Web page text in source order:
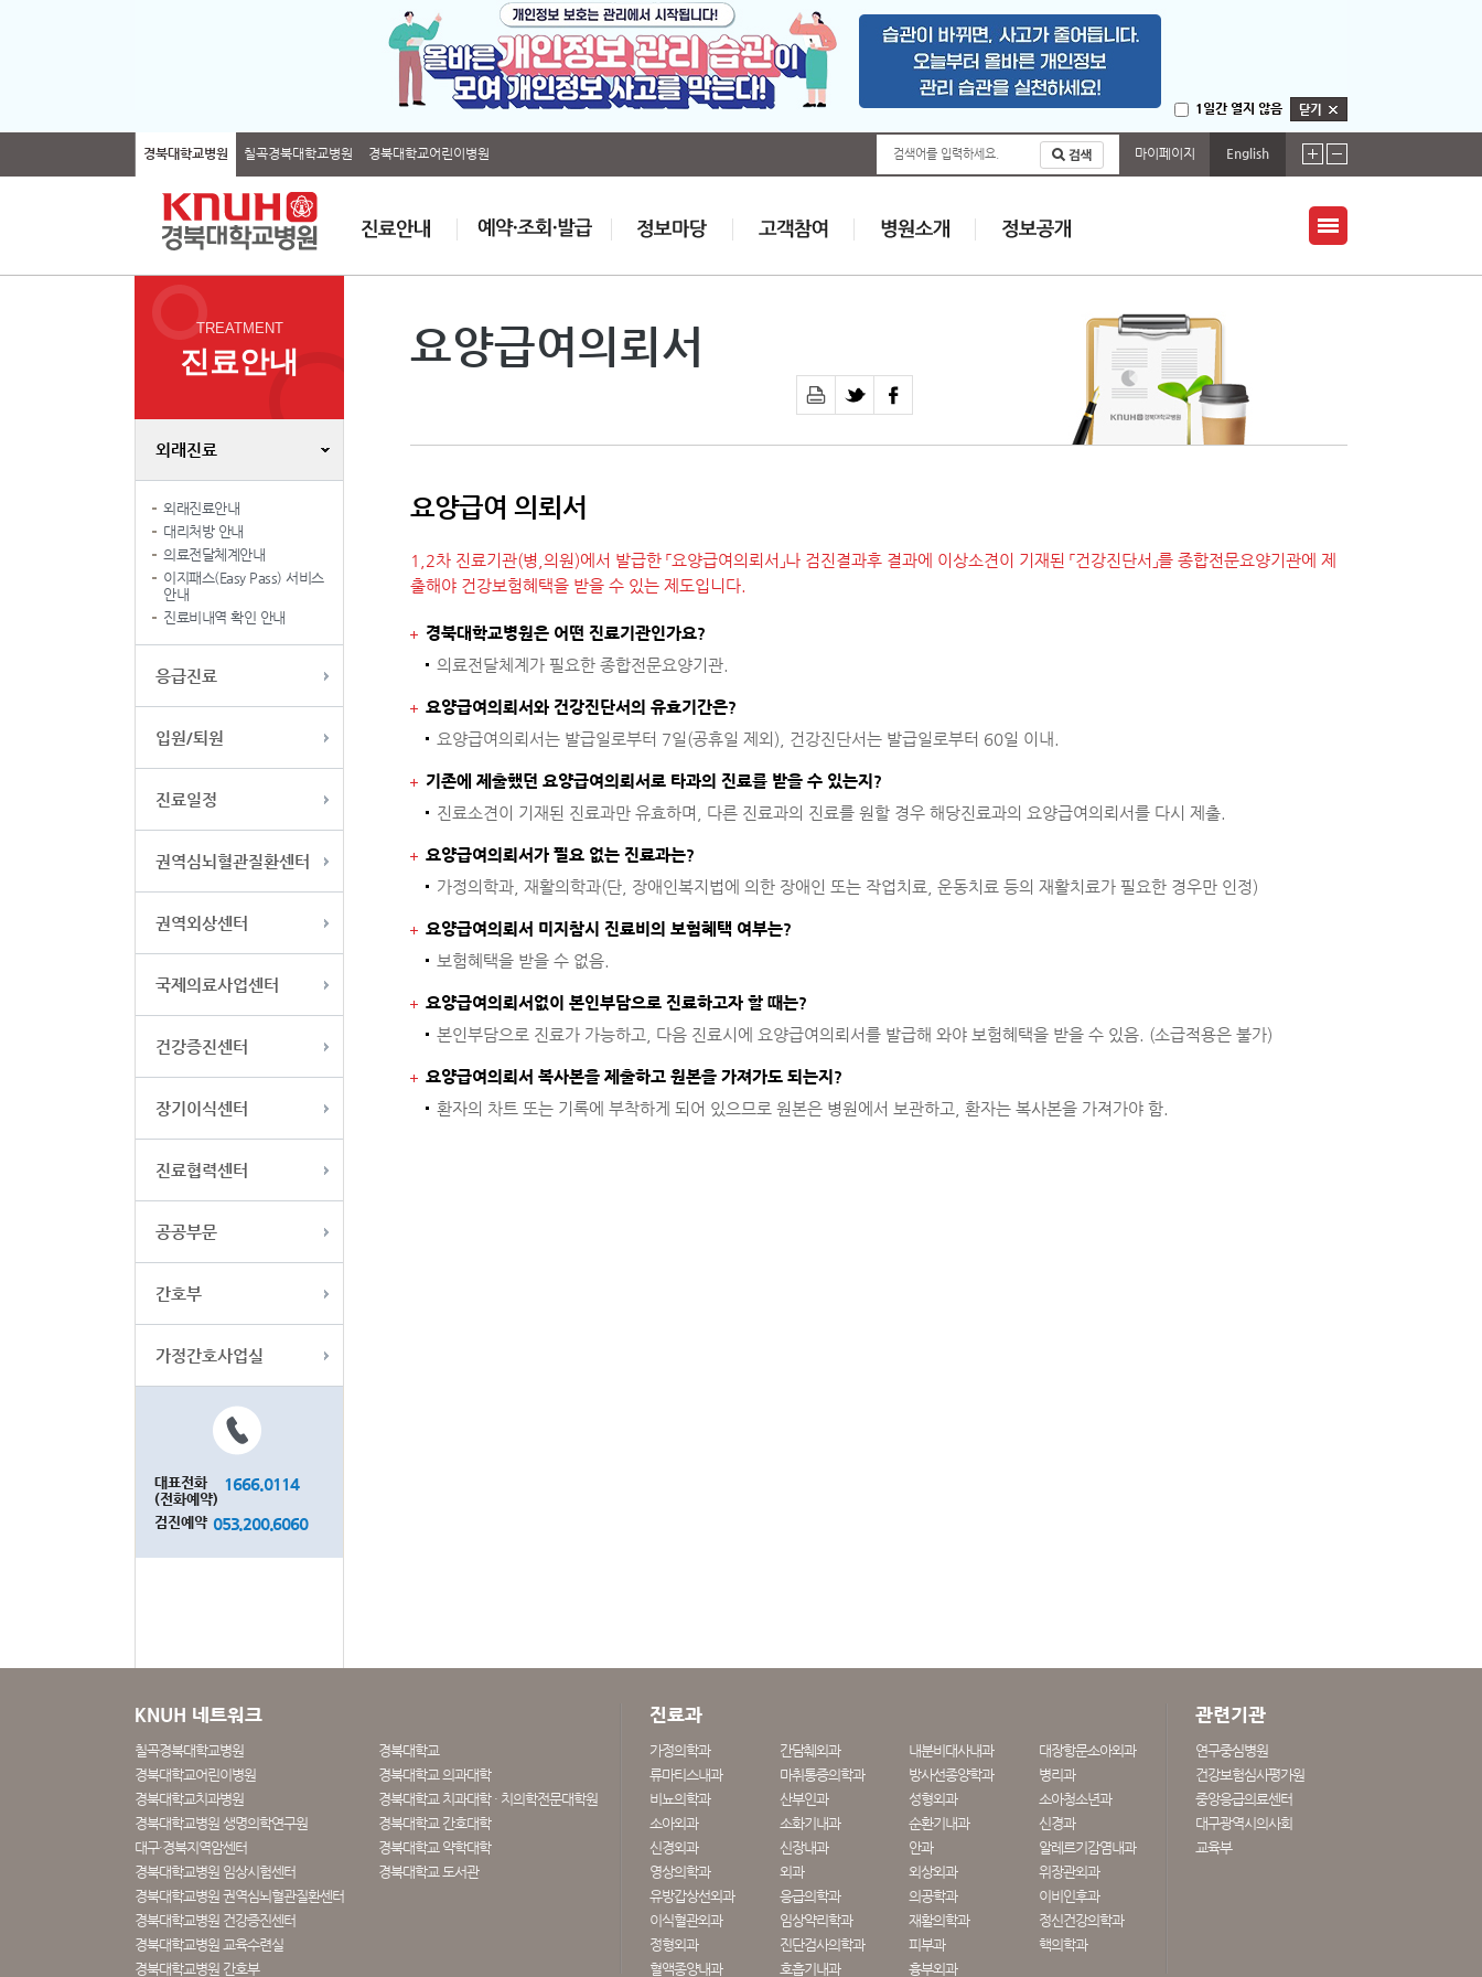
1일간 열지 않음
경북대학교병원 칠곡경북대학교병원 경북대학교어린이병원 검색어를 입력하세요. 마이페이지 English
TREATMENT
진료안내
외래진료
외래진료안내
대리처방 안내
의료전달체계안내
이지패스(Easy Pass) 서비스
안내
진료비내역 확인 안내
응급진료
입원/퇴원
진료일정
권역심뇌혈관질환센터
권역외상센터
국제의료사업센터
건강증진센터
장기이식센터
진료협력센터
공공부문
간호부
가정간호사업실
대표전화
(전화예약)
1666.0114
검진예약 053.200.6060
요양급여의뢰서
요양급여 의뢰서
1,2차 진료기관(병,의원)에서 발급한 「요양급여의뢰서」나 검진결과후 결과에 이상소견이 기재된 「건강진단서」를 종합전문요양기관에 제
출해야 건강보험혜택을 받을 수 있는 제도입니다.
경북대학교병원은 어떤 진료기관인가요?
의료전달체계가 필요한 종합전문요양기관.
요양급여의뢰서와 건강진단서의 유효기간은?
요양급여의뢰서는 발급일로부터 7일(공휴일 제외), 건강진단서는 발급일로부터 60일 이내.
기존에 제출했던 요양급여의뢰서로 타과의 진료를 받을 수 있는지?
진료소견이 기재된 진료과만 유효하며, 다른 진료과의 진료를 원할 경우 해당진료과의 요양급여의뢰서를 다시 제출.
요양급여의뢰서가 필요 없는 진료과는?
가정의학과, 재활의학과(단, 장애인복지법에 의한 장애인 또는 작업치료, 운동치료 등의 재활치료가 필요한 경우만 인정)
요양급여의뢰서 미지참시 진료비의 보험혜택 여부는?
보험혜택을 받을 수 없음.
요양급여의뢰서없이 본인부담으로 진료하고자 할 때는?
본인부담으로 진료가 가능하고, 다음 진료시에 요양급여의뢰서를 발급해 와야 보험혜택을 받을 수 있음. (소급적용은 불가)
요양급여의뢰서 복사본을 제출하고 원본을 가져가도 되는지?
환자의 차트 또는 기록에 부착하게 되어 있으므로 원본은 병원에서 보관하고, 환자는 복사본을 가져가야 함.
KNUH 네트워크
칠곡경북대학교병원
경북대학교
경북대학교어린이병원
경북대학교 의과대학
경북대학교치과병원
경북대학교 치과대학 · 치의학전문대학원
경북대학교병원 생명의학연구원
경북대학교 간호대학
대구·경북지역암센터
경북대학교 약학대학
경북대학교병원 임상시험센터
경북대학교 도서관
경북대학교병원 권역심뇌혈관질환센터
경북대학교병원 건강증진센터
경북대학교병원 교육수련실
경북대학교병원 간호부
진료과
가정의학과 간담췌외과 내분비대사내과
대장항문소아외과
류마티스내과
마취통증의학과 방사선종양학과
병리과
비뇨의학과
산부인과 성형외과
소아청소년과
소아외과
소화기내과 순환기내과
신경과
신경외과
신장내과 안과
알레르기감염내과
영상의학과
외과 외상외과
위장관외과
유방갑상선외과
응급의학과 의공학과
이비인후과
이식혈관외과
임상약리학과 재활의학과
정신건강의학과
정형외과
진단검사의학과 피부과
핵의학과
혈액종양내과
호흡기내과 흉부외과
관련기관
연구중심병원
건강보험심사평가원
중앙응급의료센터
대구광역시의사회
교육부